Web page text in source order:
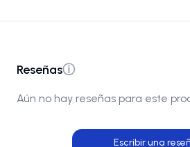
Reseñasⓘ
Aún no hay reseñas para este
Escribir una